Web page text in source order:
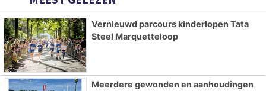
Vernieuwd parcours kinderlopen Tata
Steel Marquetteloop
Meerdere gewonden en aanhoudingen